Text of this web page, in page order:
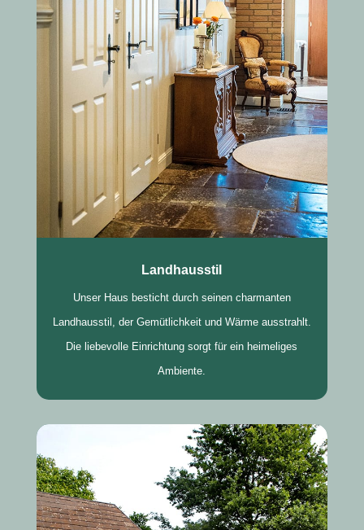
Landhausstil
Unser Haus besticht durch seinen charmanten
Landhausstil, der Gemütlichkeit und Wärme ausstrahlt.
Die liebevolle Einrichtung sorgt für ein heimeliges
Ambiente.